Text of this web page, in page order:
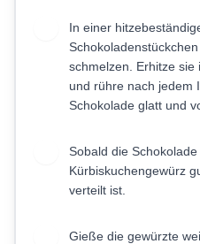
In einer
schmelzen. Erhitze sie
und rühre nach jedem
Schokolade glatt und
Sobald die
Kürbiskuchengewürz
verteilt ist.
Gieße die gewürzte